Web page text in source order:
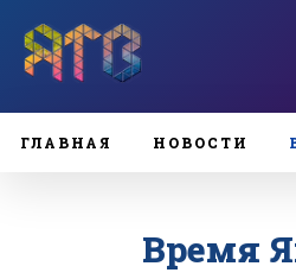
ГЛАВНАЯ НОВОСТИ
Время